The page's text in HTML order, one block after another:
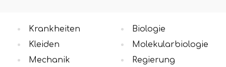
Krankheiten
Kleiden
Mechanik
Biologie
Molekularbiologie
Regierung